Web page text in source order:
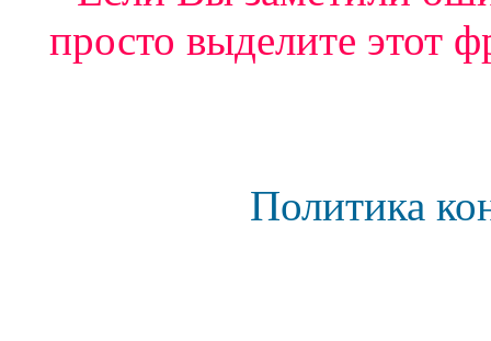
просто выделите этот
Политика